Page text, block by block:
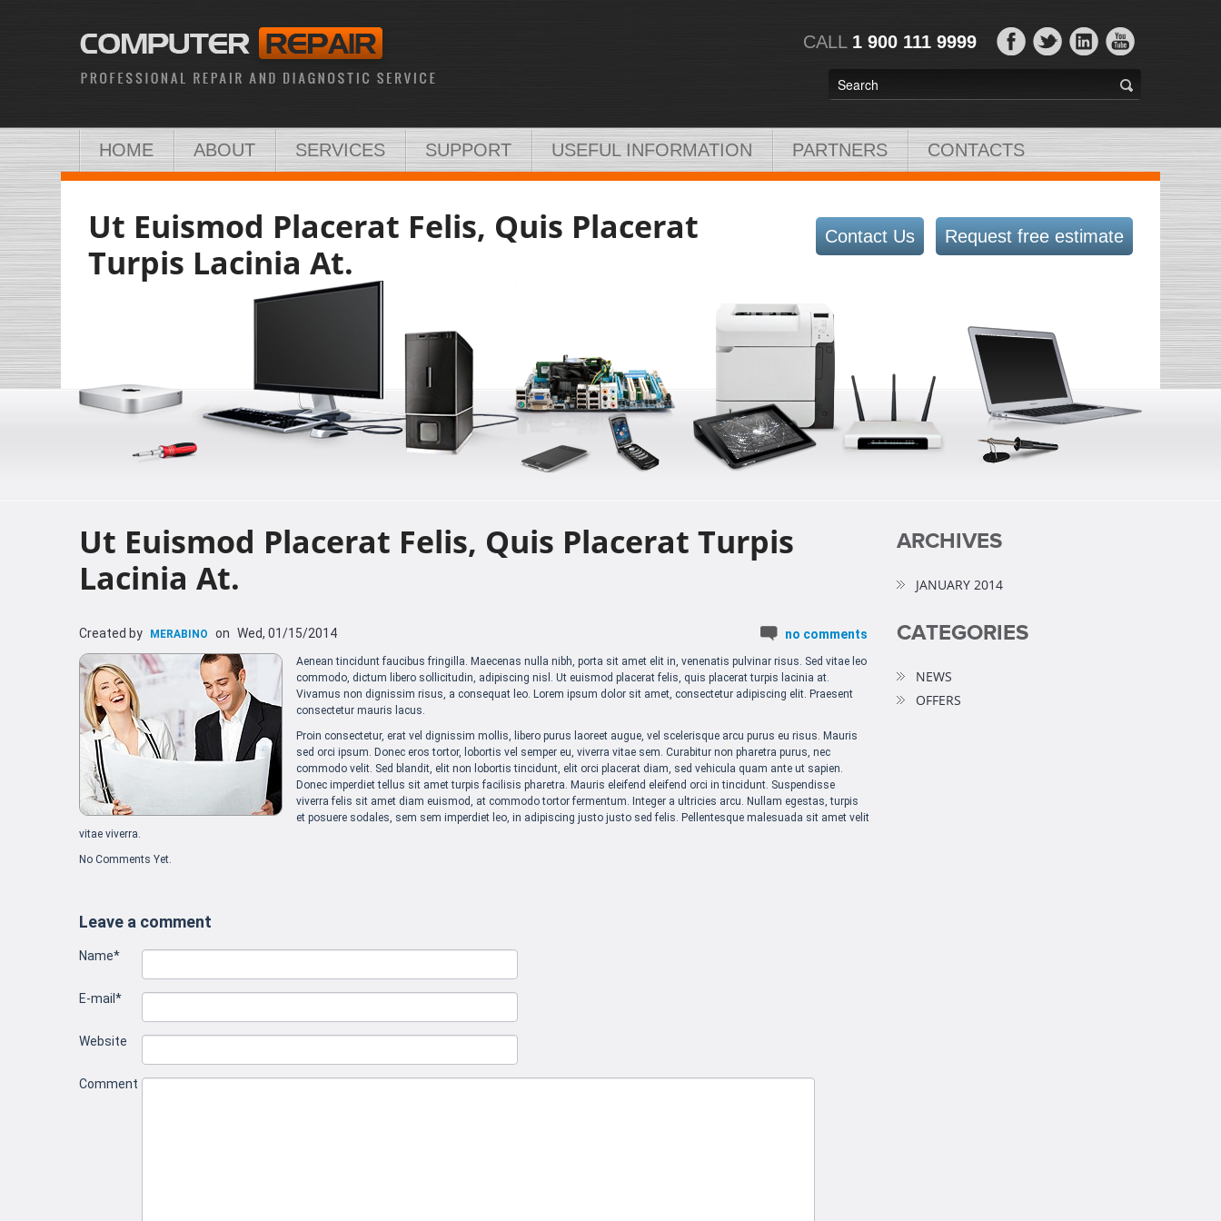
CALL 1 900 111 9999
HOME ABOUT SERVICES SUPPORT USEFUL INFORMATION PARTNERS CONTACTS
Ut Euismod Placerat Felis, Quis Placerat
Turpis Lacinia At.
Contact Us Request free estimate
Ut Euismod Placerat Felis, Quis Placerat Turpis
Lacinia At.
Created by MERABINO on Wed, 01/15/2014 no comments
Aenean tincidunt faucibus fringilla. Maecenas nulla nibh, porta sit amet elit in, venenatis pulvinar risus. Sed vitae leo
commodo, dictum libero sollicitudin, adipiscing nisl. Ut euismod placerat felis, quis placerat turpis lacinia at.
Vivamus non dignissim risus, a consequat leo. Lorem ipsum dolor sit amet, consectetur adipiscing elit. Praesent
consectetur mauris lacus.
Proin consectetur, erat vel dignissim mollis, libero purus laoreet augue, vel scelerisque arcu purus eu risus. Mauris
sed orci ipsum. Donec eros tortor, lobortis vel semper eu, viverra vitae sem. Curabitur non pharetra purus, nec
commodo velit. Sed blandit, elit non lobortis tincidunt, elit orci placerat diam, sed vehicula quam ante ut sapien.
Donec imperdiet tellus sit amet turpis facilisis pharetra. Mauris eleifend eleifend orci in tincidunt. Suspendisse
viverra felis sit amet diam euismod, at commodo tortor fermentum. Integer a ultricies arcu. Nullam egestas, turpis
et posuere sodales, sem sem imperdiet leo, in adipiscing justo justo sed felis. Pellentesque malesuada sit amet velit
vitae viverra.
No Comments Yet.
Leave a comment
Name*
E-mail*
Website
Comment
ARCHIVES
JANUARY 2014
CATEGORIES
NEWS
OFFERS